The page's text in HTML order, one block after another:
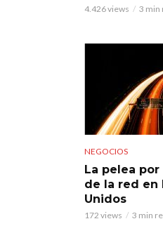
4.426 views 3 min
NEGOCIOS
La pelea
de la red en
Unidos
172 views 3 min